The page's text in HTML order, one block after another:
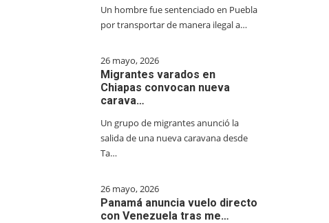
Un hombre fue sentenciado en Puebla
por transportar de manera ilegal a…
26 mayo, 2026
Migrantes varados en
Chiapas convocan nueva
carava…
Un grupo de migrantes anunció la
salida de una nueva caravana desde
Ta…
26 mayo, 2026
Panamá anuncia vuelo directo
con Venezuela tras me…